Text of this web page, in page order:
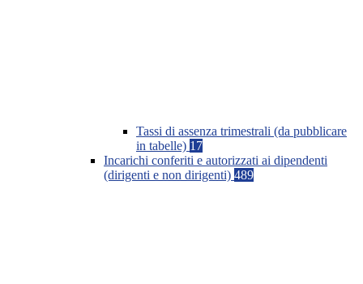
Tassi di assenza trimestrali (da pubblicare
in tabelle) 17
Incarichi conferiti e autorizzati ai dipendenti
(dirigenti e non dirigenti) 489